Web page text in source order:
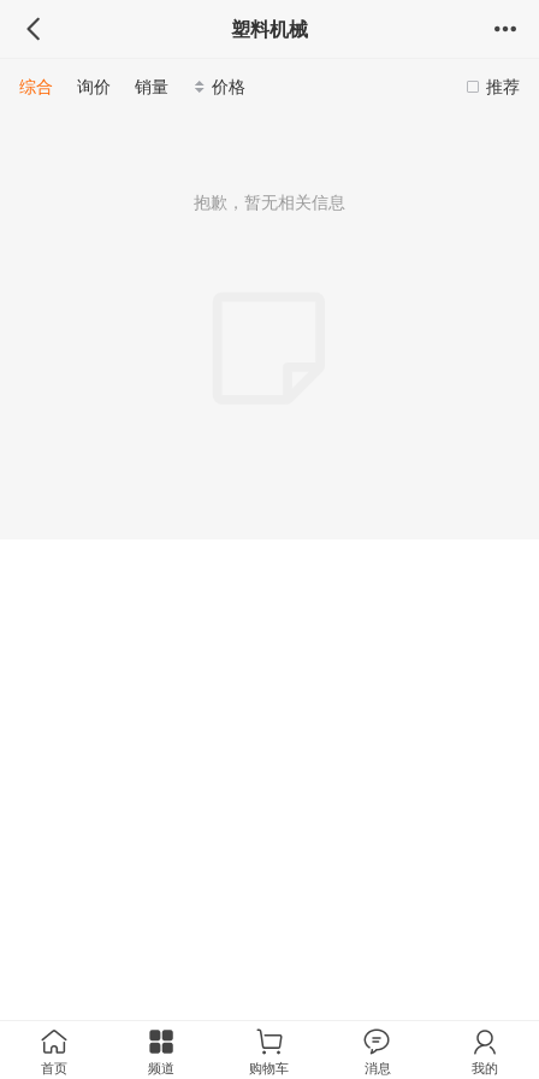
塑料机械
推荐
综合 询价 销量 价格
抱歉，暂无相关信息
首页 频道 购物车 消息 我的